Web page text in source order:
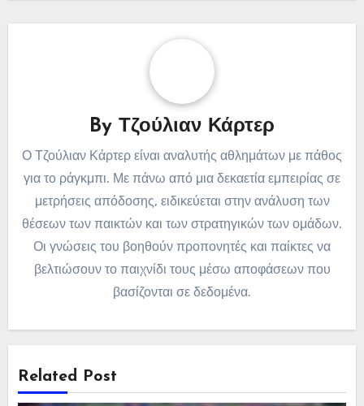
By Τζούλιαν Κάρτερ
Ο Τζούλιαν Κάρτερ είναι αναλυτής αθλημάτων με πάθος
για το ράγκμπι. Με πάνω από μια δεκαετία εμπειρίας σε
μετρήσεις απόδοσης, ειδικεύεται στην ανάλυση των
θέσεων των παικτών και των στρατηγικών των ομάδων.
Οι γνώσεις του βοηθούν προπονητές και παίκτες να
βελτιώσουν το παιχνίδι τους μέσω αποφάσεων που
βασίζονται σε δεδομένα.
Related Post